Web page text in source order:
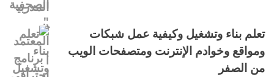
تعلم بناء وتشغيل وكيفية عمل شبكات
ومواقع وخوادم الإنترنت ومتصفحات الويب
من الصفر